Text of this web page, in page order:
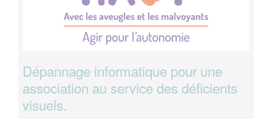
Dépannage informatique pour une
association au service des déficients
visuels.